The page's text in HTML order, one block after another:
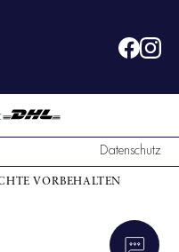
Datenschutz
VORBEHALTEN